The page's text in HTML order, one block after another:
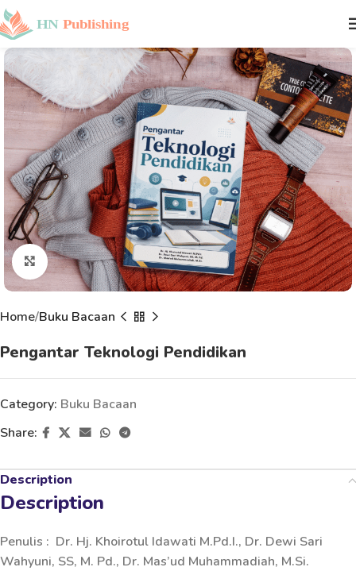
Click to enlarge
Home Buku Bacaan
Pengantar Teknologi Pendidikan
Category: Buku Bacaan
Share:
Description
Description
Penulis : Dr. Hj. Khoirotul Idawati M.Pd.I., Dr. Dewi Sari
Wahyuni, SS, M. Pd., Dr. Mas’ud Muhammadiah, M.Si.